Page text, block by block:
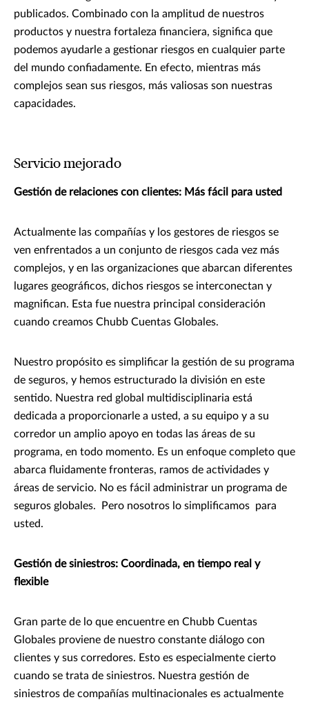
publicados. Combinado con la amplitud de nuestros
productos y nuestra fortaleza financiera, significa que
podemos ayudarle a gestionar riesgos en cualquier parte
del mundo confiadamente. En efecto, mientras más
complejos sean sus riesgos, más valiosas son nuestras
capacidades.
Servicio mejorado
Gestión de relaciones con clientes: Más fácil para usted
Actualmente las compañías y los gestores de riesgos se
ven enfrentados a un conjunto de riesgos cada vez más
complejos, y en las organizaciones que abarcan diferentes
lugares geográficos, dichos riesgos se interconectan y
magnifican. Esta fue nuestra principal consideración
cuando creamos Chubb Cuentas Globales.
Nuestro propósito es simplificar la gestión de su programa
de seguros, y hemos estructurado la división en este
sentido. Nuestra red global multidisciplinaria está
dedicada a proporcionarle a usted, a su equipo y a su
corredor un amplio apoyo en todas las áreas de su
programa, en todo momento. Es un enfoque completo que
abarca fluidamente fronteras, ramos de actividades y
áreas de servicio. No es fácil administrar un programa de
seguros globales. Pero nosotros lo simplificamos para
usted.
Gestión de siniestros: Coordinada, en tiempo real y
flexible
Gran parte de lo que encuentre en Chubb Cuentas
Globales proviene de nuestro constante diálogo con
clientes y sus corredores. Esto es especialmente cierto
cuando se trata de siniestros. Nuestra gestión de
siniestros de compañías multinacionales es actualmente